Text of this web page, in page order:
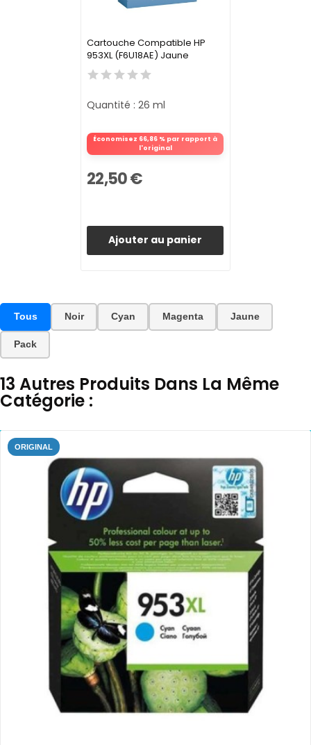
Cartouche Compatible HP
953XL (F6U18AE) Jaune
Économisez 66,86 % par rapport à
l'original
Quantité : 26 ml
22,50 €
Ajouter au panier
Tous Noir Cyan Magenta Jaune
Pack
13 Autres Produits Dans La Même
Catégorie :
ORIGINAL